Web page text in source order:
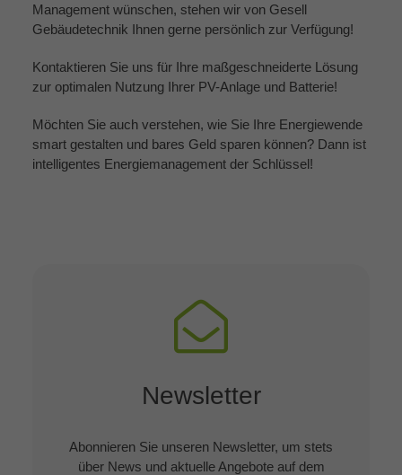
Management wünschen, stehen wir von Gesell
Gebäudetechnik Ihnen gerne persönlich zur Verfügung!
Kontaktieren Sie uns für Ihre maßgeschneiderte Lösung
zur optimalen Nutzung Ihrer PV-Anlage und Batterie!
Möchten Sie auch verstehen, wie Sie Ihre Energiewende
smart gestalten und bares Geld sparen können? Dann ist
intelligentes Energiemanagement der Schlüssel!
Newsletter
Abonnieren Sie unseren Newsletter, um stets
über News und aktuelle Angebote auf dem